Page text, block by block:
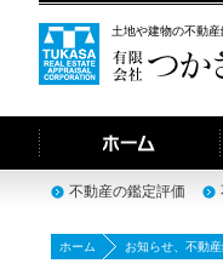
土地や建物の不動
不動産の鑑定評価
ホーム お知らせ 不動